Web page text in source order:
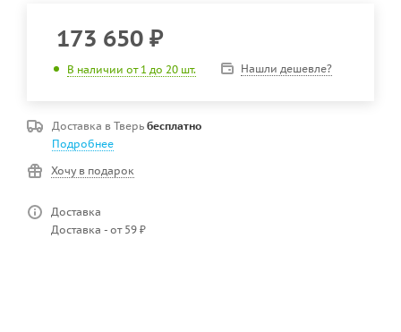
173 650 ₽
В наличии от 1 до 20 шт. Нашли дешевле?
Доставка в Тверь бесплатно
Подробнее
Хочу в подарок
Доставка
Доставка - от 59 ₽